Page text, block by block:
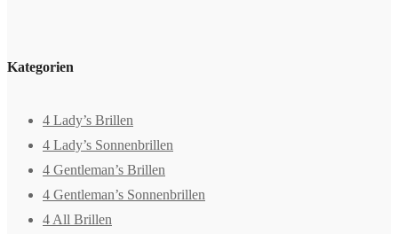
Kategorien
4 Lady’s Brillen
4 Lady’s Sonnenbrillen
4 Gentleman’s Brillen
4 Gentleman’s Sonnenbrillen
4 All Brillen